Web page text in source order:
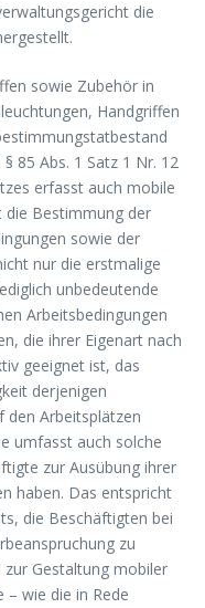
die
sowie Zubehör in
Handgriffen
85 Abs. 1 Satz 1 Nr. 12
erfasst auch mobile
die Bestimmung der
sowie der
nur die erstmalige
unbedeutende
Arbeitsbedingungen
die ihrer Eigenart nach
geeignet ist, das
derjenigen
den Arbeitsplätzen
umfasst auch solche
zur Ausübung ihrer
haben. Das entspricht
die Beschäftigten bei
zu
Gestaltung mobiler
– wie die in Rede